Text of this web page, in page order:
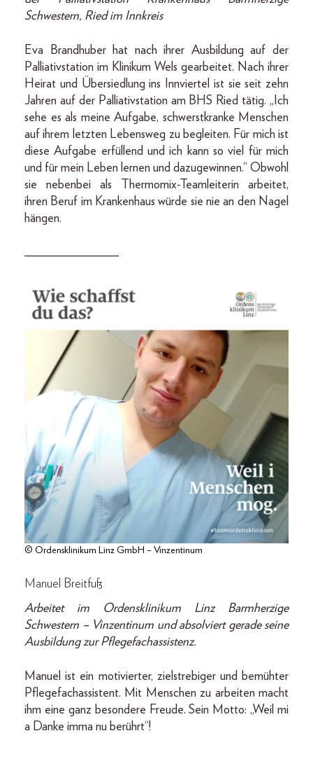
Schwestern, Ried im Innkreis
Eva Brandhuber hat nach ihrer Ausbildung auf der
Palliativstation im Klinikum Wels gearbeitet. Nach ihrer
Heirat und Übersiedlung ins Innviertel ist sie seit zehn
Jahren auf der Palliativstation am BHS Ried tätig. „Ich
sehe es als meine Aufgabe, schwerstkranke Menschen
auf ihrem letzten Lebensweg zu begleiten. Für mich ist
diese Aufgabe erfüllend und ich kann so viel für mich
und für mein Leben lernen und dazugewinnen.“ Obwohl
sie nebenbei als Thermomix-Teamleiterin arbeitet,
ihren Beruf im Krankenhaus würde sie nie an den Nagel
hängen.
_______________
© Ordensklinikum Linz GmbH – Vinzentinum
Manuel Breitfuß
Arbeitet im Ordensklinikum Linz Barmherzige
Schwestern – Vinzentinum und absolviert gerade seine
Ausbildung zur Pflegefachassistenz.
Manuel ist ein motivierter, zielstrebiger und bemühter
Pflegefachassistent. Mit Menschen zu arbeiten macht
ihm eine ganz besondere Freude. Sein Motto: „Weil mi
a Danke imma nu berührt“!